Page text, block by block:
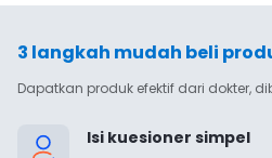
3 langkah mudah beli
Dapatkan produk efektif dari dokter,
Isi kuesioner simpel